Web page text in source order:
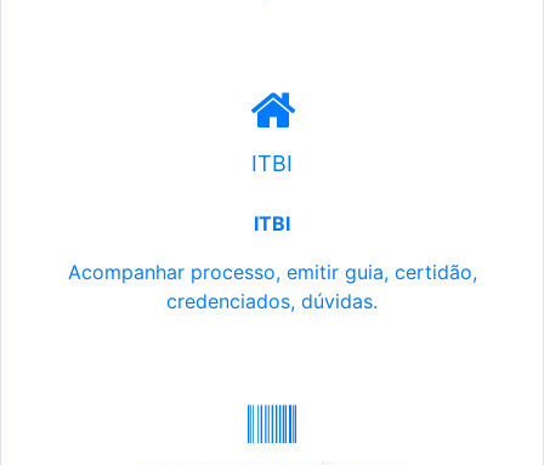
ITBI
ITBI
Acompanhar processo, emitir guia, certidão,
credenciados, dúvidas.